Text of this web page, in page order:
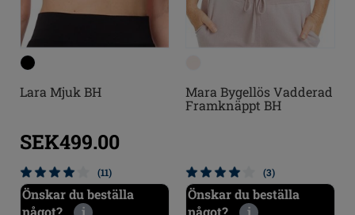
Lara Mjuk BH
SEK499.00
(11)
Önskar du beställa
något?
i
Mara Bygellös Vadderad
Framknäppt BH
(3)
Önskar du beställa
något?
i